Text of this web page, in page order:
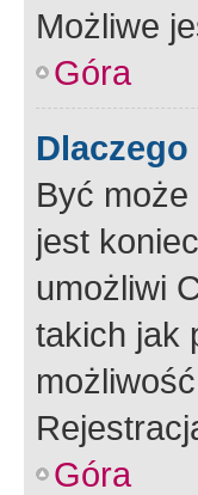
Możliwe
Góra
Być
jest
umożliwi
takich jak
Góra